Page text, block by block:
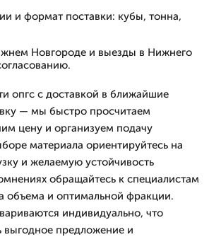
и формат поставки: кубы, тонна,
Новгороде и выезды в Нижнего
опгс с доставкой в ближайшие
— мы быстро просчитаем
цену и организуем подачу
материала ориентируйтесь на
и желаемую устойчивость
обращайтесь к специалистам
объема и оптимальной фракции.
индивидуально, что
выгодное предложение и